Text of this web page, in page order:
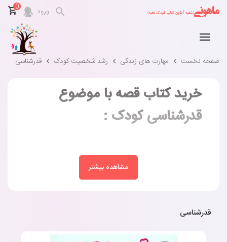
ورود 0
صفحه نخست مهارت های زندگی رشد شخصیت کودک قدرشناسی
خرید کتاب قصه با موضوع
قدرشناسی کودک :
مشاهده بیشتر
قدرشناسی